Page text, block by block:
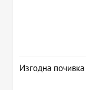
Изгодна